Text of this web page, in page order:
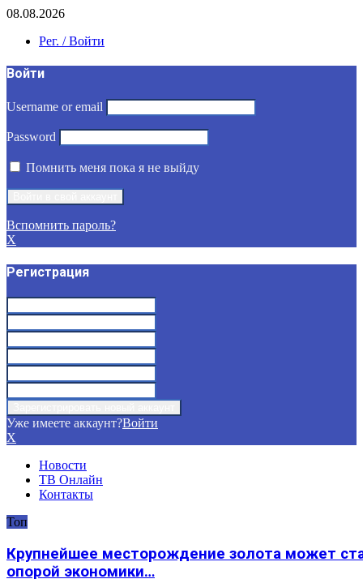
08.08.2026
Рег. / Войти
Войти
Username or email
Password
Помнить меня пока я не выйду
Вспомнить пароль?
X
Регистрация
Уже имеете аккаунт?Войти
X
Новости
ТВ Онлайн
Контакты
Топ
Крупнейшее месторождение золота может
опорой экономики…